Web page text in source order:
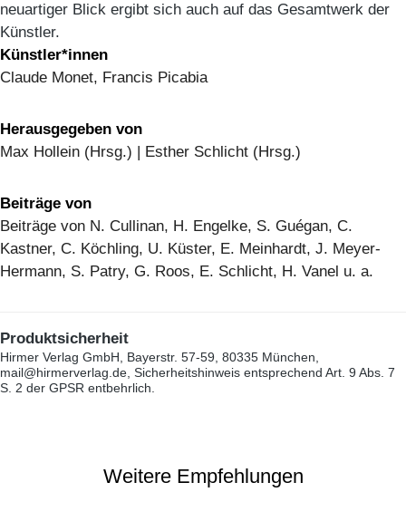
neuartiger Blick ergibt sich auch auf das Gesamtwerk der
Künstler.
Künstler*innen
Claude Monet, Francis Picabia
Herausgegeben von
Max Hollein (Hrsg.) | Esther Schlicht (Hrsg.)
Beiträge von
Beiträge von N. Cullinan, H. Engelke, S. Guégan, C.
Kastner, C. Köchling, U. Küster, E. Meinhardt, J. Meyer-
Hermann, S. Patry, G. Roos, E. Schlicht, H. Vanel u. a.
Produktsicherheit
Hirmer Verlag GmbH, Bayerstr. 57-59, 80335 München,
mail@hirmerverlag.de, Sicherheitshinweis entsprechend Art. 9 Abs. 7
S. 2 der GPSR entbehrlich.
Weitere Empfehlungen